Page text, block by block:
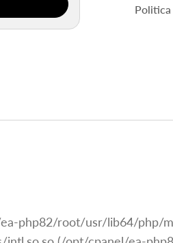
php82/root/usr/lib64/php/